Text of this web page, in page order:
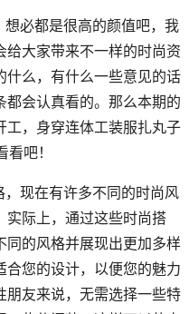
必都是很高的颜值吧，我
大家带来不一样的时尚资
么，有什么一些意见的话
会认真看的。那么本期的
工，身穿连体工装服扎丸子
吧！
现在有许多不同的时尚风
实际上，通过这些时尚搭
同的风格并展现出更加多样
您的设计，以便您的魅力
友来说，无需选择一些特